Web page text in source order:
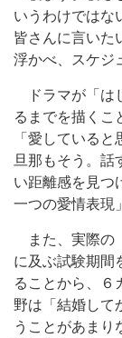
いうわけではな
皆さんに言いた
浮かべ、スケジ
ドラマが「は
るまでを描くこ
「愛している
旦那もそう。話
い距離感を見つ
一つの愛情表現
また、実際の
に及ぶ試験期間
ることから、６
野は「結婚して
うことがあまり